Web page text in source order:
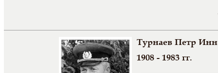
Турнаев Петр
1908 - 1983 гг.